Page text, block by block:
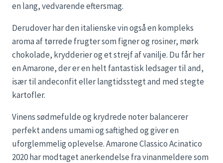
en lang, vedvarende eftersmag.
Derudover har den italienske vin også en kompleks
aroma af tørrede frugter som figner og rosiner, mørk
chokolade, krydderier og et strejf af vanilje. Du får her
en Amarone, der er en helt fantastisk ledsager til and,
især til andeconfit eller langtidsstegt and med stegte
kartofler.
Vinens sødmefulde og krydrede noter balancerer
perfekt andens umami og saftighed og giver en
uforglemmelig oplevelse. Amarone Classico Acinatico
2020 har modtaget anerkendelse fra vinanmeldere som